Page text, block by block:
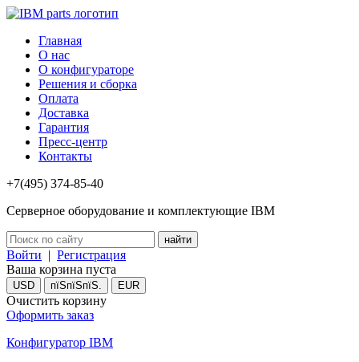
Главная
О нас
О конфигураторе
Решения и сборка
Оплата
Доставка
Гарантия
Пресс-центр
Контакты
+7(495) 374-85-40
Серверное оборудование и комплектующие IBM
Войти | Регистрация
Ваша корзина пуста
USD пїЅпїЅпїЅ. EUR
Очистить корзину
Оформить заказ
Конфигуратор IBM